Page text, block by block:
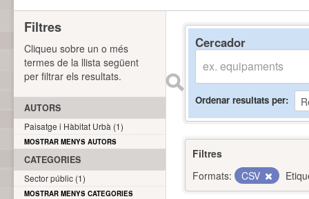
Cercador
Ordenar resultats per
Filtres
Formats:
CSV
Filtres
Cliqueu sobre un o més
termes de la llista següent
per filtrar els resultats.
AUTORS
Paisatge i Hàbitat Urbà (1)
MOSTRAR MENYS AUTORS
CATEGORIES
Sector públic (1)
MOSTRAR MENYS CATEGORIES